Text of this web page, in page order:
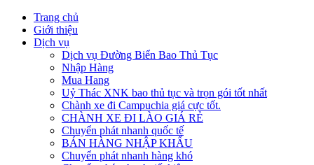
Trang chủ
Giới thiệu
Dịch vụ
Dịch vụ Đường Biển Bao Thủ Tục
Nhập Hàng
Mua Hang
Uỷ Thác XNK bao thủ tục và trọn gói tốt nhất
Chành xe đi Campuchia giá cực tốt.
CHÀNH XE ĐI LÀO GIÁ RẺ
Chuyển phát nhanh quốc tế
BÁN HÀNG NHẬP KHẨU
Chuyển phát nhanh hàng khó